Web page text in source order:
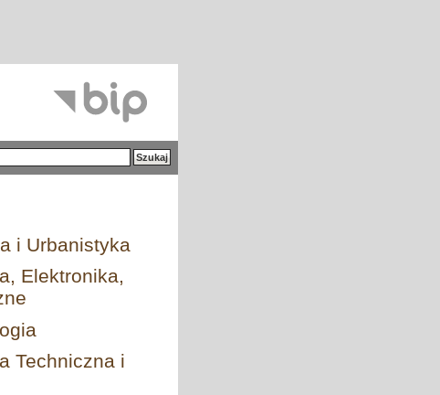
i Urbanistyka
Elektronika,
Techniczna i